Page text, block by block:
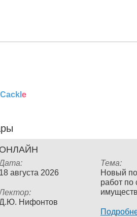
Cackl e
ОНЛАЙН
18 августа 2026
Нифонтов
Тема:
Новый
работ